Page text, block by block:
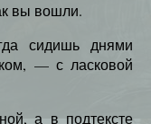
вы вошли.
сидишь днями
— с ласковой
а в подтексте